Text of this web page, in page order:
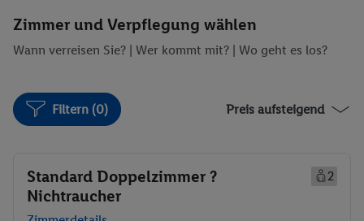
Zimmer und Verpflegung wählen
Wann verreisen Sie? | Wer kommt mit? | Wo geht es los?
Filtern (0) Preis aufsteigend
Standard Doppelzimmer ?
Nichtraucher
2